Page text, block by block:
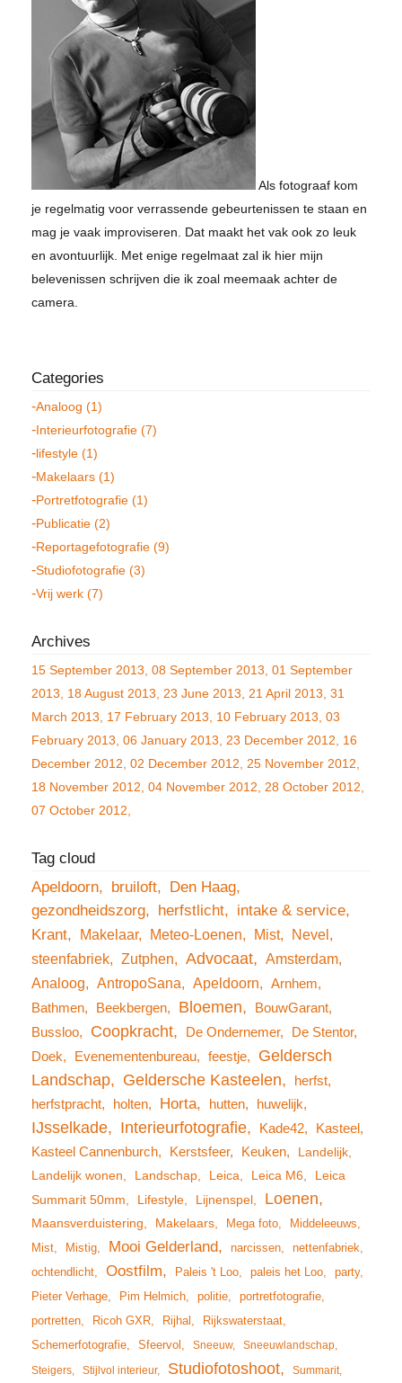
Als fotograaf kom
je regelmatig voor verrassende gebeurtenissen te staan en
mag je vaak improviseren. Dat maakt het vak ook zo leuk
en avontuurlijk. Met enige regelmaat zal ik hier mijn
belevenissen schrijven die ik zoal meemaak achter de
camera.
Analoog (1)
Interieurfotografie (7)
lifestyle (1)
Makelaars (1)
Portretfotografie (1)
Publicatie (2)
Reportagefotografie (9)
Studiofotografie (3)
Vrij werk (7)
15 September 2013 08 September 2013 01 September
2013
18 August 2013 23 June 2013 21 April 2013 31
March 2013
17 February 2013 10 February 2013 03
February 2013 06 January 2013 23 December 2012
16
December 2012 02 December 2012 25 November 2012
18 November 2012 04 November 2012 28 October 2012
07 October 2012
Apeldoorn bruiloft
Den Haag
gezondheidszorg
herfstlicht
intake & service
Krant
Makelaar Meteo-Loenen Mist
Nevel
steenfabriek
Zutphen Advocaat
Amsterdam
Analoog
AntropoSana Apeldoorn
Arnhem
Bathmen
Beekbergen Bloemen
BouwGarant
Bussloo
Coopkracht De Ondernemer
De Stentor
Doek
Evenementenbureau feestje
Geldersch
Landschap
Geldersche Kasteelen
herfst
herfstpracht
holten Horta hutten huwelijk
IJsselkade Interieurfotografie Kade42
Kasteel
Kasteel Cannenburch
Kerstsfeer Keuken
Landelijk
Landelijk wonen
Landschap Leica Leica M6
Leica
Summarit 50mm
Lifestyle Lijnenspel Loenen
Maansverduistering Makelaars Mega foto
Middeleeuws
Mist
Mistig Mooi Gelderland narcissen
nettenfabriek
ochtendlicht
Oostfilm Paleis 't Loo paleis het Loo party
Pieter Verhage Pim Helmich politie
portretfotografie
portretten
Ricoh GXR Rijhal
Rijkswaterstaat
Schemerfotografie
Sfeervol Sneeuw
Sneeuwlandschap
Steigers
Stijlvol interieur Studiofotoshoot Summarit